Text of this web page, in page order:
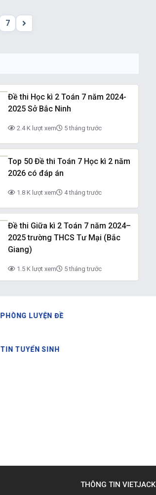
7
Đề thi Học kì 2 Toán 7 năm 2024-
2025 Sở Bắc Ninh
2.4 K lượt xem 5 tháng trước
Top 50 Đề thi Toán 7 Học kì 2 năm
2026 có đáp án
1.8 K lượt xem 4 tháng trước
Đề thi Giữa kì 2 Toán 7 năm 2024–
2025 trường THCS Tư Mại (Bắc
Giang)
1.5 K lượt xem 5 tháng trước
PHÒNG LUYỆN ĐỀ
TIN TUYỂN SINH
THÔNG TIN VIETJACK